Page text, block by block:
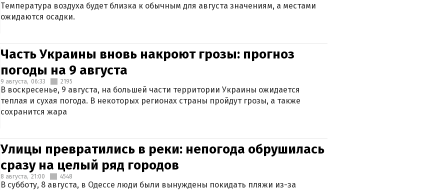
Температура воздуха будет близка к обычным для августа значениям, а местами
ожидаются осадки.
Часть Украины вновь накроют грозы: прогноз
погоды на 9 августа
9 августа, 06:33 2195
В воскресенье, 9 августа, на большей части территории Украины ожидается
теплая и сухая погода. В некоторых регионах страны пройдут грозы, а также
сохранится жара
Улицы превратились в реки: непогода обрушилась
сразу на целый ряд городов
8 августа, 21:00 4548
В субботу, 8 августа, в Одессе люди были вынуждены покидать пляжи из-за